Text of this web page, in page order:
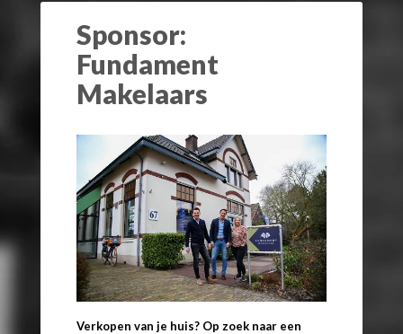
Sponsor:
Fundament
Makelaars
Verkopen van je huis? Op zoek naar een